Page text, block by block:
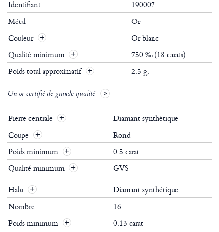
Identifiant
190007
Métal
Or
Couleur
Or blanc
Qualité minimum
750 ‰ (18 carats)
Poids total approximatif
2.5 g.
Un or certifié de grande qualité
Pierre centrale
Diamant synthétique
Coupe
Rond
Poids minimum
0.5 carat
Qualité minimum
GVS
Halo
Diamant synthétique
Nombre
16
Poids minimum
0.13 carat